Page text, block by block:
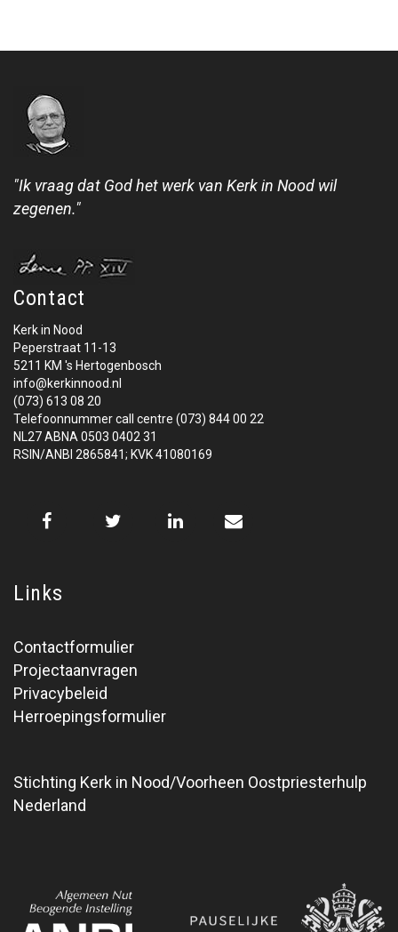
"Ik vraag dat God het werk van Kerk in Nood wil
zegenen."
Contact
Kerk in Nood
Peperstraat 11-13
5211 KM 's Hertogenbosch
info@kerkinnood.nl
(073) 613 08 20
Telefoonnummer call centre (073) 844 00 22
NL27 ABNA 0503 0402 31
RSIN/ANBI 2865841; KVK 41080169
Links
Contactformulier
Projectaanvragen
Privacybeleid
Herroepingsformulier
Stichting Kerk in Nood/Voorheen Oostpriesterhulp
Nederland